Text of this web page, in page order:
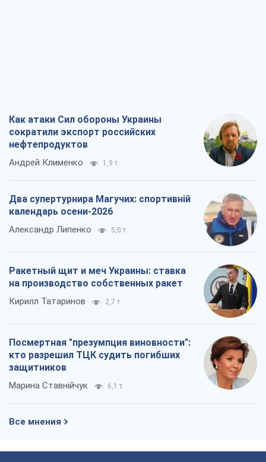
Как атаки Сил обороны Украины
сократили экспорт российских
нефтепродуктов
Андрей Клименко 1,9 т.
Два супертурнира Магучих: спортивній
календарь осени-2026
Александр Липенко 5,0 т.
Ракетный щит и меч Украины: ставка
на производство собственных ракет
Кирилл Татаринов 2,7 т.
Посмертная "презумпция виновности":
кто разрешил ТЦК судить погибших
защитников
Марина Ставнійчук 6,1 т.
Все мнения